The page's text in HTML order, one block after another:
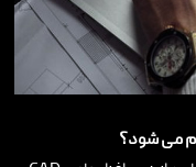
می شود؟